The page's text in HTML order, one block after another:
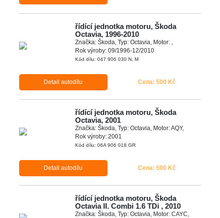
řídící jednotka motoru, Škoda
Octavia, 1996-2010
Značka: Škoda, Typ: Octavia, Motor: ,
Rok výroby: 09/1996-12/2010
Kód dílu: 047 906 030 N, M
Detail autodílu Cena: 500 Kč
řídící jednotka motoru, Škoda
Octavia, 2001
Značka: Škoda, Typ: Octavia, Motor: AQY,
Rok výroby: 2001
Kód dílu: 06A 906 018 GR
Detail autodílu Cena: 500 Kč
řídící jednotka motoru, Škoda
Octavia II. Combi 1.6 TDi , 2010
Značka: Škoda, Typ: Octavia, Motor: CAYC,